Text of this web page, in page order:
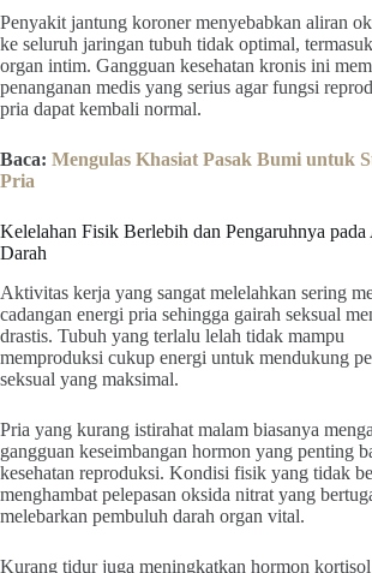
Penyakit jantung koroner menyebabkan aliran
ke seluruh jaringan tubuh tidak optimal,
organ intim. Gangguan kesehatan kronis ini
penanganan medis yang serius agar fungsi
pria dapat kembali normal.
Baca: Mengulas Khasiat Pasak Bumi untuk
Pria
Kelelahan Fisik Berlebih dan Pengaruhnya pada
Darah
Aktivitas kerja yang sangat melelahkan sering
cadangan energi pria sehingga gairah seksual
drastis. Tubuh yang terlalu lelah tidak mampu
memproduksi cukup energi untuk mendukung
seksual yang maksimal.
Pria yang kurang istirahat malam biasanya
gangguan keseimbangan hormon yang penting
kesehatan reproduksi. Kondisi fisik yang tidak
menghambat pelepasan oksida nitrat yang
melebarkan pembuluh darah organ vital.
Kurang tidur juga meningkatkan hormon